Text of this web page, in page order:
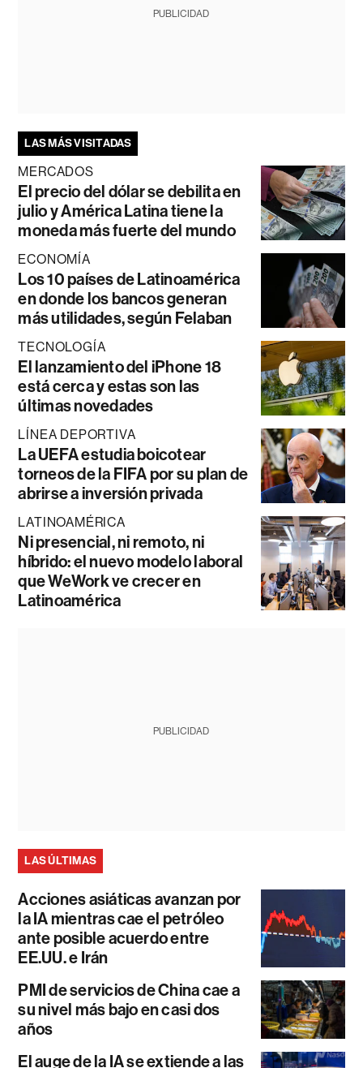
PUBLICIDAD
LAS MÁS VISITADAS
MERCADOS
El precio del dólar se debilita en
julio y América Latina tiene la
moneda más fuerte del mundo
ECONOMÍA
Los 10 países de Latinoamérica
en donde los bancos generan
más utilidades, según Felaban
TECNOLOGÍA
El lanzamiento del iPhone 18
está cerca y estas son las
últimas novedades
LÍNEA DEPORTIVA
La UEFA estudia boicotear
torneos de la FIFA por su plan de
abrirse a inversión privada
LATINOAMÉRICA
Ni presencial, ni remoto, ni
híbrido: el nuevo modelo laboral
que WeWork ve crecer en
Latinoamérica
PUBLICIDAD
LAS ÚLTIMAS
Acciones asiáticas avanzan por
la IA mientras cae el petróleo
ante posible acuerdo entre
EE.UU. e Irán
PMI de servicios de China cae a
su nivel más bajo en casi dos
años
El auge de la IA se extiende a las